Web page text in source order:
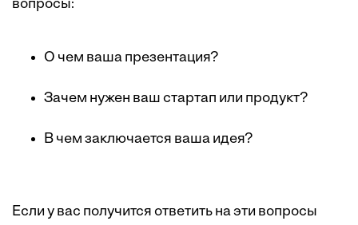
вопросы:
О чем ваша презентация?
Зачем нужен ваш стартап или продукт?
В чем заключается ваша идея?
Если у вас получится ответить на эти вопросы